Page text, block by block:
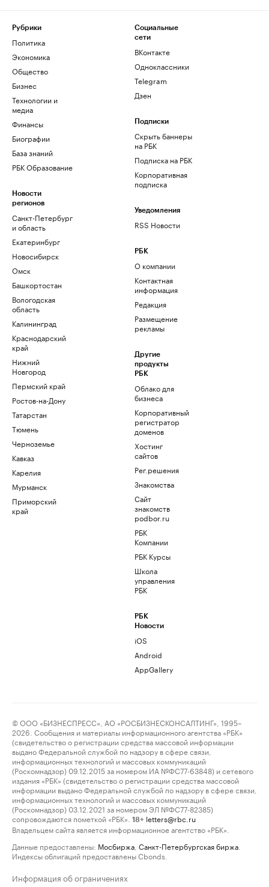
Рубрики
Политика
Экономика
Общество
Бизнес
Технологии и
медиа
Финансы
Биографии
База знаний
РБК Образование
Новости
регионов
Санкт-Петербург
и область
Екатеринбург
Новосибирск
Омск
Башкортостан
Вологодская
область
Калининград
Краснодарский
край
Нижний
Новгород
Пермский край
Ростов-на-Дону
Татарстан
Тюмень
Черноземье
Кавказ
Карелия
Мурманск
Приморский
край
Социальные
сети
ВКонтакте
Одноклассники
Telegram
Дзен
Подписки
Скрыть баннеры
на РБК
Подписка на РБК
Корпоративная
подписка
Уведомления
RSS Новости
РБК
О компании
Контактная
информация
Редакция
Размещение
рекламы
Другие
продукты
РБК
Облако для
бизнеса
Корпоративный
регистратор
доменов
Хостинг
сайтов
Рег.решения
Знакомства
Сайт
знакомств
podbor.ru
РБК
Компании
РБК Курсы
Школа
управления
РБК
РБК
Новости
iOS
Android
AppGallery
© ООО «БИЗНЕСПРЕСС», АО «РОСБИЗНЕСКОНСАЛТИНГ», 1995–
2026. Сообщения и материалы информационного агентства «РБК»
(свидетельство о регистрации средства массовой информации
выдано Федеральной службой по надзору в сфере связи,
информационных технологий и массовых коммуникаций
(Роскомнадзор) 09.12.2015 за номером ИА №ФС77-63848) и сетевого
издания «РБК» (свидетельство о регистрации средства массовой
информации выдано Федеральной службой по надзору в сфере связи,
информационных технологий и массовых коммуникаций
(Роскомнадзор) 03.12.2021 за номером ЭЛ №ФС77-82385)
сопровождаются пометкой «РБК».
18+ letters@rbc.ru
Владельцем сайта является информационное агентство «РБК».
Данные предоставлены: Мосбиржа Санкт-Петербургская биржа
Индексы облигаций предоставлены Cbonds.
Информация об ограничениях